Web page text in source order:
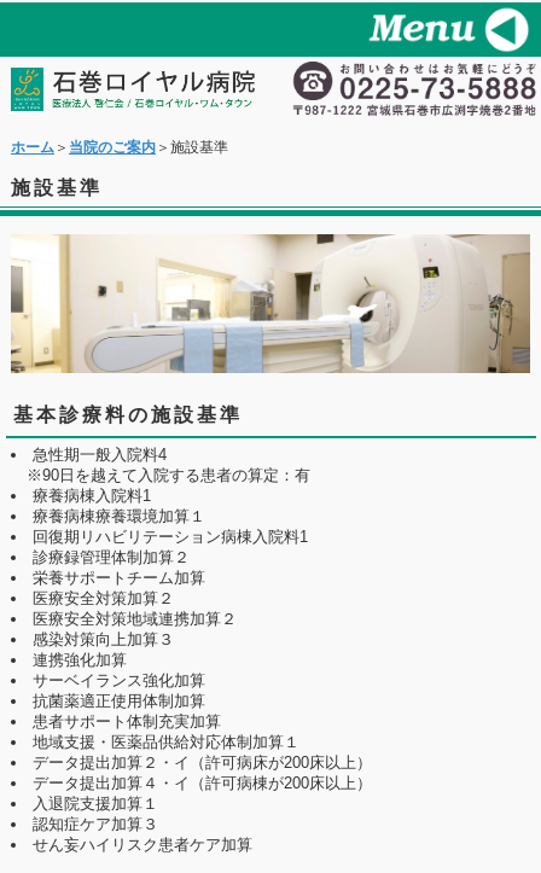
ホーム＞ 当院のご案内＞施設基準
施設基準
基本診療料の施設基準
急性期一般入院料4
※90日を越えて入院する患者の算定：有
療養病棟入院料1
療養病棟療養環境加算１
回復期リハビリテーション病棟入院料1
診療録管理体制加算２
栄養サポートチーム加算
医療安全対策加算２
医療安全対策地域連携加算２
感染対策向上加算３
連携強化加算
サーベイランス強化加算
抗菌薬適正使用体制加算
患者サポート体制充実加算
地域支援・医薬品供給対応体制加算１
データ提出加算２・イ（許可病床が200床以上）
データ提出加算４・イ（許可病棟が200床以上）
入退院支援加算１
認知症ケア加算３
せん妄ハイリスク患者ケア加算